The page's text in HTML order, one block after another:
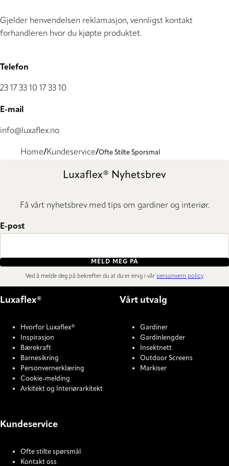
Gjelder henvendelsen reklamasjon, vennligst kontakt
forhandleren hvor du kjøpte produktet.
Telefon
23 17 33 10 17 33 10
E-mail
info@luxaflex.no
Home Kundeservice Ofte Stilte Sporsmal
Luxaflex® Nyhetsbrev
Få vårt nyhetsbrev med tips om gardiner og interiør.
E-post
MELD MEG PÅ
Ved å melde deg på bekrefter du at du er enig i vår personvern policy.
Luxaflex®
Hvorfor Luxaflex®
Inspirasjon
Bærekraft
Barnesikring
Personvernerklæring
Cookie-melding
Arkitekt og Interiørarkitekt
Vårt utvalg
Gardiner
Gardinlengder
Insektnett
Outdoor Screens
Markiser
Kundeservice
Ofte stilte spørsmål
Kontakt oss